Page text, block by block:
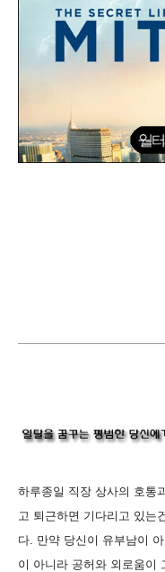
하루종일 직장 상사의 호통
고 퇴근하면 기다리고 있는
다. 만약 당신이 유부남이
이 아니라 공허와 외로움이